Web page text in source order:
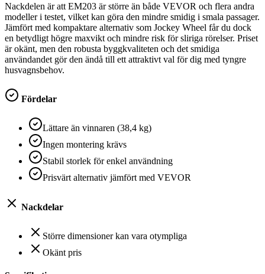
Nackdelen är att EM203 är större än både VEVOR och flera andra
modeller i testet, vilket kan göra den mindre smidig i smala passager.
Jämfört med kompaktare alternativ som Jockey Wheel får du dock
en betydligt högre maxvikt och mindre risk för sliriga rörelser. Priset
är okänt, men den robusta byggkvaliteten och det smidiga
användandet gör den ändå till ett attraktivt val för dig med tyngre
husvagnsbehov.
Fördelar
Lättare än vinnaren (38,4 kg)
Ingen montering krävs
Stabil storlek för enkel användning
Prisvärt alternativ jämfört med VEVOR
Nackdelar
Större dimensioner kan vara otympliga
Okänt pris